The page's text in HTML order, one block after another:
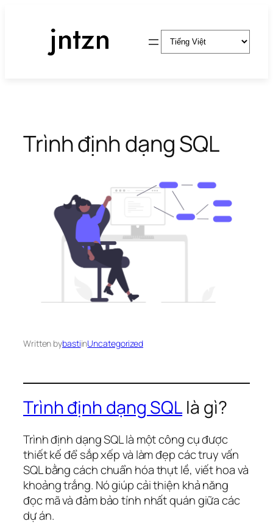
Chọn
một
Trình định dạng SQL
Written bybastiinUncategorized
Trình định dạng SQLlà gì?
Trình định dạng SQL là một công cụ được
thiết kế để sắp xếp và làm đẹp các truy vấn
SQL bằng cách chuẩn hóa thụt lề, viết hoa và
khoảng trắng. Nó giúp cải thiện khả năng
đọc mã và đảm bảo tính nhất quán giữa các
dự án.